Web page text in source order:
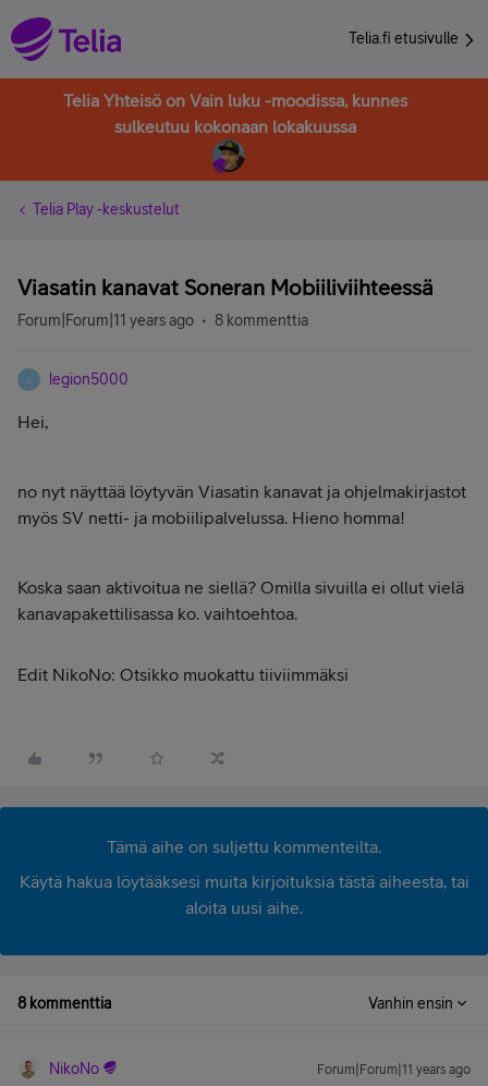
Telia.fi etusivulle
Telia Yhteisö on Vain luku -moodissa, kunnes
sulkeutuu kokonaan lokakuussa
Telia Play -keskustelut
Viasatin kanavat Soneran Mobiiliviihteessä
Forum|Forum|11 years ago 8 kommenttia
legion5000
Hei,
no nyt näyttää löytyvän Viasatin kanavat ja ohjelmakirjastot
myös SV netti- ja mobiilipalvelussa. Hieno homma!
Koska saan aktivoitua ne siellä? Omilla sivuilla ei ollut vielä
kanavapakettilisassa ko. vaihtoehtoa.
Edit NikoNo: Otsikko muokattu tiiviimmäksi
Tämä aihe on suljettu kommenteilta.
Käytä hakua löytääksesi muita kirjoituksia tästä aiheesta, tai
aloita uusi aihe.
8 kommenttia Vanhin ensin
NikoNo Forum|Forum|11 years ago